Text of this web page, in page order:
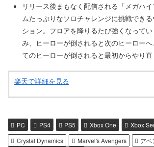
リリース後まもなく配信される「メガハ
ムたっぷりなソロチャレンジに挑戦でき
ション。フロアを降りるたび強くなって
み、ヒーローが倒されると次のヒーロー
てのヒーローが倒されると最初からやり直
楽天で詳細を見る
PC PS4 PS5 Xbox One
Xbox
Crystal Dynamics
Marvel's Avengers
アベ